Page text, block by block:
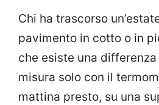
Chi ha trascorso
pavimento in cotto o in
che esiste una differenza
misura solo con il
mattina presto, su una